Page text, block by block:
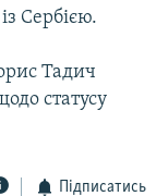
Сербією.
Тадич
статусу
Підписатись